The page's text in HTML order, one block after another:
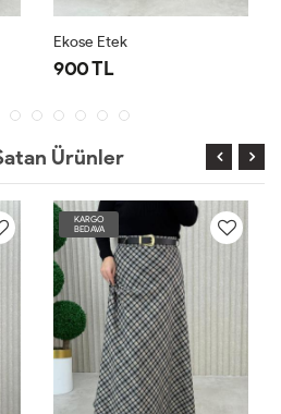
Ekose Etek
900 TL
Ürünler
KARGO
BEDAVA